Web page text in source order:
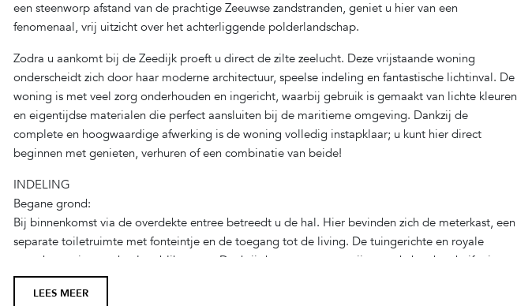
een steenworp afstand van de prachtige Zeeuwse zandstranden, geniet u hier van een
fenomenaal, vrij uitzicht over het achterliggende polderlandschap.
Zodra u aankomt bij de Zeedijk proeft u direct de zilte zeelucht. Deze vrijstaande woning
onderscheidt zich door haar moderne architectuur, speelse indeling en fantastische lichtinval. De
woning is met veel zorg onderhouden en ingericht, waarbij gebruik is gemaakt van lichte kleuren
en eigentijdse materialen die perfect aansluiten bij de maritieme omgeving. Dankzij de
complete en hoogwaardige afwerking is de woning volledig instapklaar; u kunt hier direct
beginnen met genieten, verhuren of een combinatie van beide!
INDELING
Begane grond:
Bij binnenkomst via de overdekte entree betreedt u de hal. Hier bevinden zich de meterkast, een
separate toiletruimte met fonteintje en de toegang tot de living. De tuingerichte en royale
woonkamer is een absolute blikvanger. Dankzij de grote raampartijen en de brede schuifpui
stroomt het daglicht rijkelijk binnen en wordt buiten naadloos met binnen verbonden. De
zithoek nodigt uit tot gezellige avonden, terwijl de aangrenzende eethoek de perfecte
LEES MEER